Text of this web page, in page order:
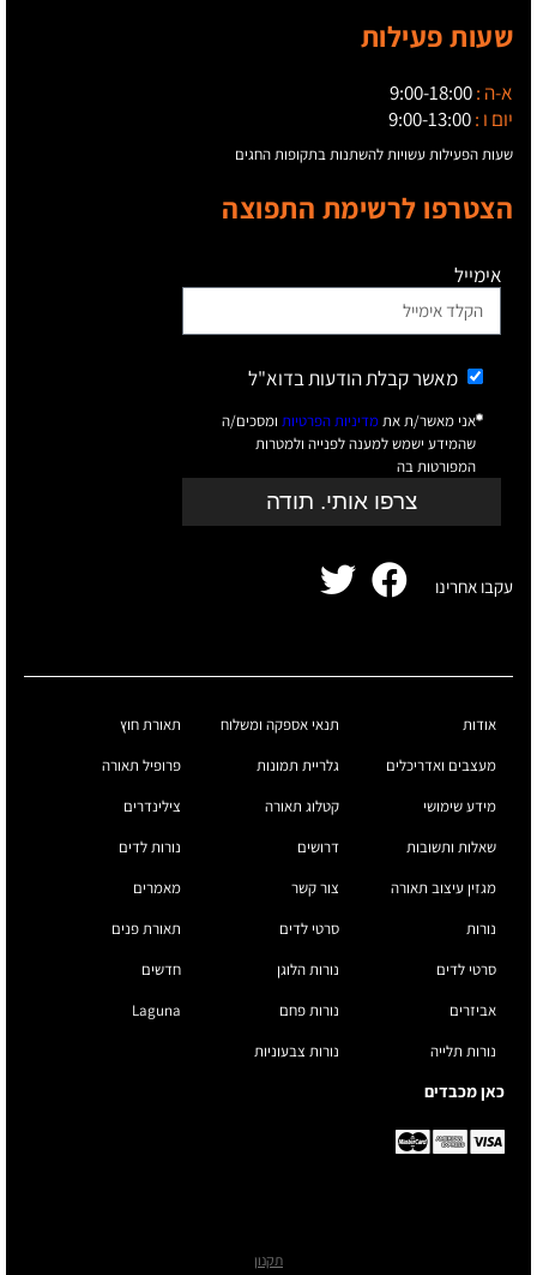
שעות פעילות
א-ה :9:00-18:00
יום ו :9:00-13:00
שעות הפעילות עשויות להשתנות בתקופות החגים
הצטרפו לרשימת התפוצה
אימייל
מאשר קבלת הודעות בדוא"ל
אני מאשר/ת אתמדיניות הפרטיות ומסכים/ה
שהמידע ישמש למענה לפנייה ולמטרות
המפורטות בה
צרפו אותי. תודה
עקבו אחרינו
אודות
מעצבים ואדריכלים
מידע שימושי
שאלות ותשובות
מגזין עיצוב תאורה
תנאי אספקה ומשלוח
גלריית תמונות
קטלוג תאורה
דרושים
צור קשר
תאורת חוץ
פרופיל תאורה
צילינדרים
נורות לדים
מאמרים
נורות
סרטי לדים
אביזרים
נורות תלייה
סרטי לדים
נורות הלוגן
נורות פחם
נורות צבעוניות
תאורת פנים
חדשים
Laguna
כאן מכבדים
תקנון